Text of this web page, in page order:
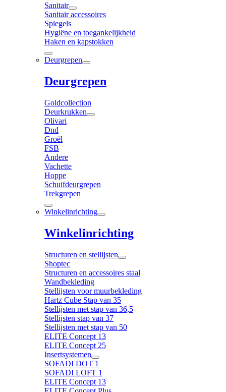
Sanitair
Sanitair accessoires
Spiegels
Hygiëne en toegankelijkheid
Haken en kapstokken
Deurgrepen
Deurgrepen
Goldcollection
Deurkrukken
Olivari
Dnd
Groël
FSB
Andere
Vachette
Hoppe
Schuifdeurgrepen
Trekgrepen
Winkelinrichting
Winkelinrichting
Structuren en stellijsten
Shoptec
Structuren en accessoires staal
Wandbekleding
Stellijsten voor muurbekleding
Hartz Cube Stap van 35
Stellijsten met stap van 36,5
Stellijsten stap van 37
Stellijsten met stap van 50
ELITE Concept 13
ELITE Concept 25
Insertsystemen
SOFADI DOT 1
SOFADI LOFT 1
ELITE Concept 13